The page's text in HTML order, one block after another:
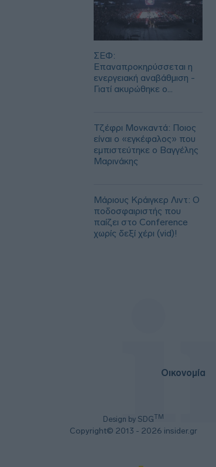
ΣΕΦ:
Επαναπροκηρύσσεται η
ενεργειακή αναβάθμιση -
Γιατί ακυρώθηκε ο
Τζέφρι Μονκαντά: Ποιος
είναι ο «εγκέφαλος» που
εμπιστεύτηκε ο Βαγγέλης
Μαρινάκης
Μάριους Κράιγκερ Λιντ: Ο
ποδοσφαιριστής που
παίζει στο Conference
χωρίς δεξί χέρι (vid)!
Οικονομία
Design by SDGTM
Copyright© 2013 - 2026 insider.gr